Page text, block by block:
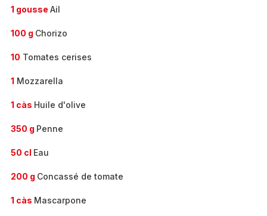
1 gousse Ail
100 g Chorizo
10 Tomates cerises
1 Mozzarella
1 càs Huile d'olive
350 g Penne
50 cl Eau
200 g Concassé de tomate
1 càs Mascarpone